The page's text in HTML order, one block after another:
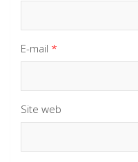
E-mail *
Site web